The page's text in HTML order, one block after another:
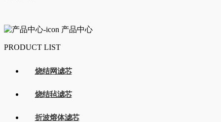
产品中心
PRODUCT LIST
烧结网滤芯
烧结毡滤芯
折波熔体滤芯